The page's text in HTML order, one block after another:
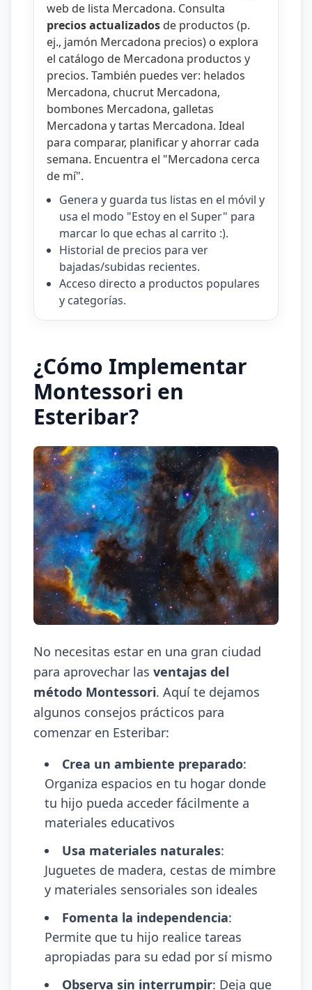
web de lista Mercadona. Consulta
precios actualizados de productos (p.
ej., jamón Mercadona precios) o explora
el catálogo de Mercadona productos y
precios. También puedes ver: helados
Mercadona, chucrut Mercadona,
bombones Mercadona, galletas
Mercadona ytartas Mercadona. Ideal
para comparar, planificar y ahorrar cada
semana. Encuentra el "Mercadona cerca
de mí".
Genera y guarda tus listas en el móvil y
usa el modo "Estoy en el Super" para
marcar lo que echas al carrito :).
Historial de precios para ver
bajadas/subidas recientes.
Acceso directo a productos populares
y categorías.
¿Cómo Implementar
Montessori en
Esteribar?
No necesitas estar en una gran ciudad
para aprovechar las ventajas del
método Montessori. Aquí te dejamos
algunos consejos prácticos para
comenzar en Esteribar:
Crea un ambiente preparado:
Organiza espacios en tu hogar donde
tu hijo pueda acceder fácilmente a
materiales educativos
Usa materiales naturales:
Juguetes de madera, cestas de mimbre
y materiales sensoriales son ideales
Fomenta la independencia:
Permite que tu hijo realice tareas
apropiadas para su edad por sí mismo
Observa sin interrumpir: Deja que